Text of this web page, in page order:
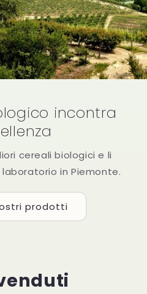
incontra
cereali biologici e li
in Piemonte.
prodotti